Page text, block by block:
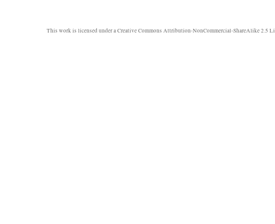
This work is licensed under aCreative Commons Attribution-NonCommercial-ShareAlike 2.5